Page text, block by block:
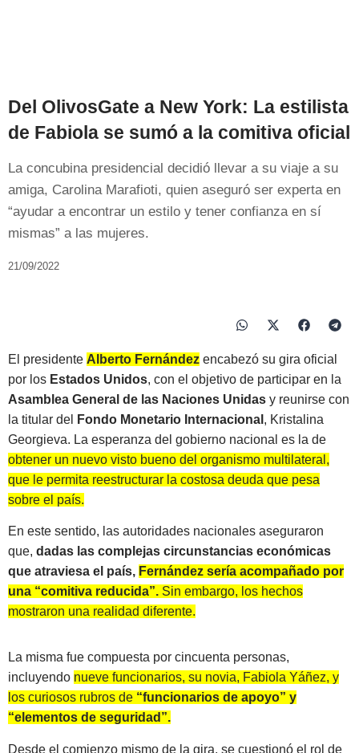
Del OlivosGate a New York: La estilista
de Fabiola se sumó a la comitiva oficial
La concubina presidencial decidió llevar a su viaje a su
amiga, Carolina Marafioti, quien aseguró ser experta en
“ayudar a encontrar un estilo y tener confianza en sí
mismas” a las mujeres.
21/09/2022
El presidente Alberto Fernández encabezó su gira oficial
por los Estados Unidos, con el objetivo de participar en la
Asamblea General de las Naciones Unidas y reunirse con
la titular del
Fondo Monetario Internacional , Kristalina
Georgieva. La esperanza del gobierno nacional es la de
obtener un nuevo visto bueno del organismo multilateral,
que le permita reestructurar la costosa deuda que pesa
sobre el país.
En este sentido, las autoridades nacionales aseguraron
que, dadas las complejas circunstancias económicas
que atraviesa el país, Fernández sería acompañado por
una “comitiva reducida”. Sin embargo, los hechos
mostraron una realidad diferente.
La misma fue compuesta por cincuenta personas,
incluyendo nueve funcionarios, su novia, Fabiola Yáñez, y
los curiosos rubros de “funcionarios de apoyo” y
“elementos de seguridad”.
Desde el comienzo mismo de la gira, se cuestionó el rol de